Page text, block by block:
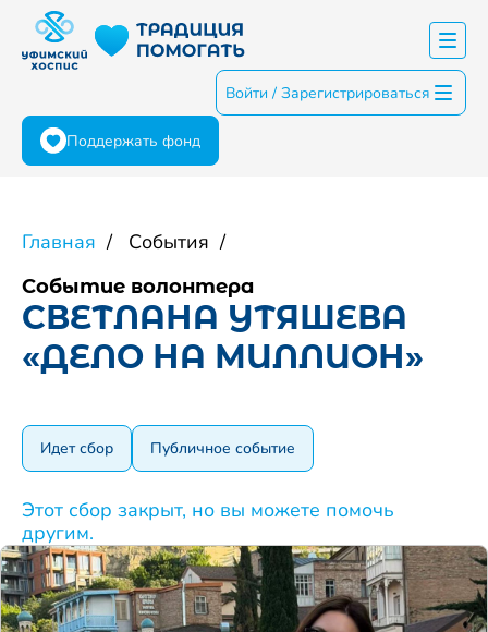
Поддержать фонд
Войти / Зарегистрироваться
Главная События
Событие волонтера
СВЕТЛАНА УТЯШЕВА
«ДЕЛО НА МИЛЛИОН»
Идет сбор Публичное событие
Этот сбор закрыт, но вы можете помочь
другим.